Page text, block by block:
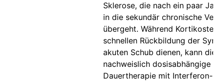
Sklerose, die nach ein paar
in die sekundär chronische
übergeht. Während
schnellen Rückbildung der
akuten Schub dienen, kann die
nachweislich dosisabhängige
Dauertherapie mit Interferon-